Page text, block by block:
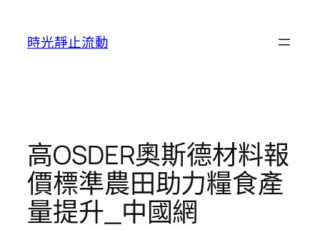
時光靜止流動
高OSDER奧斯德材料報
價標準農田助力糧食產
量提升_中國網